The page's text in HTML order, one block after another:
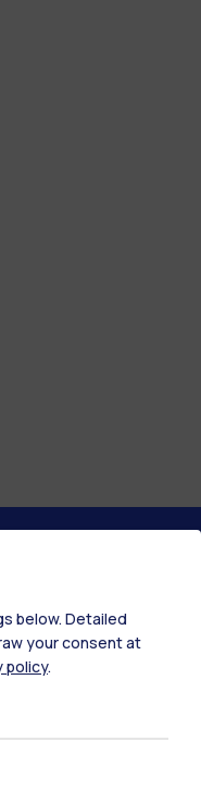
below. Detailed
your consent at
policy.